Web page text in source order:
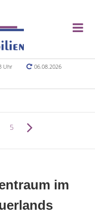
Uhr
06.08.2026
5
im